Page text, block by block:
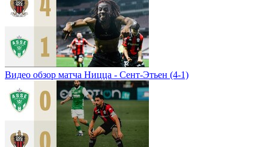
Видео обзор матча Ницца - Сент-Этьен (4-1)